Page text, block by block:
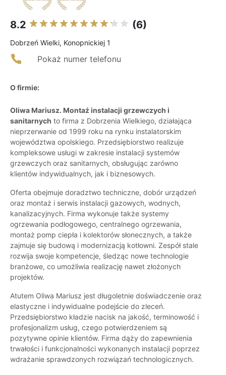
8.2 (6)
Dobrzeń Wielki, Konopnickiej 1
Pokaż numer telefonu
O firmie:
Oliwa Mariusz. Montaż instalacji grzewczych i
sanitarnych to firma z Dobrzenia Wielkiego, działająca
nieprzerwanie od 1999 roku na rynku instalatorskim
województwa opolskiego. Przedsiębiorstwo realizuje
kompleksowe usługi w zakresie instalacji systemów
grzewczych oraz sanitarnych, obsługując zarówno
klientów indywidualnych, jak i biznesowych.
Oferta obejmuje doradztwo techniczne, dobór urządzeń
oraz montaż i serwis instalacji gazowych, wodnych,
kanalizacyjnych. Firma wykonuje także systemy
ogrzewania podłogowego, centralnego ogrzewania,
montaż pomp ciepła i kolektorów słonecznych, a także
zajmuje się budową i modernizacją kotłowni. Zespół stale
rozwija swoje kompetencje, śledząc nowe technologie
branżowe, co umożliwia realizację nawet złożonych
projektów.
Atutem Oliwa Mariusz jest długoletnie doświadczenie oraz
elastyczne i indywidualne podejście do zleceń.
Przedsiębiorstwo kładzie nacisk na jakość, terminowość i
profesjonalizm usług, czego potwierdzeniem są
pozytywne opinie klientów. Firma dąży do zapewnienia
trwałości i funkcjonalności wykonanych instalacji poprzez
wdrażanie sprawdzonych rozwiązań technologicznych.